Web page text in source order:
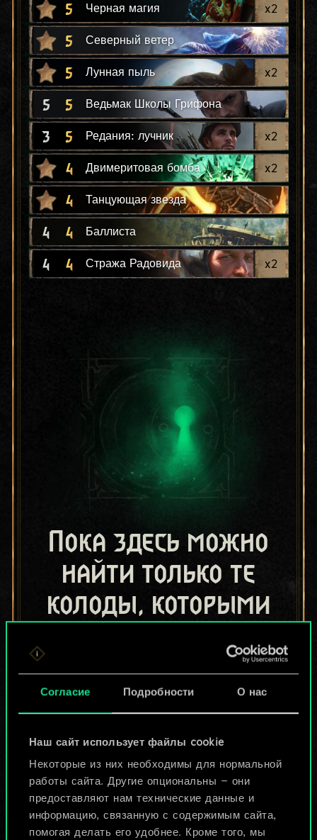
Согласие Подробности О нас
Наш сайт использует файлы cookie
Некоторые из них необходимы для нормальной
работы сайта. Другие опциональны — они
предоставляют нам технические данные и
информацию, связанную с содержимым сайта,
помогая делать его удобнее. Кроме того, мы
5 Черная магия x2
5 Северный ветер
5 Лунная пыль x2
5 5 Ведьмак Школы Грифона
3 5 Редания: лучник x2
4 Двимеритовая бомба x2
4 Танцующая звезда
4 4 Баллиста
4 4 Стража Радовида x2
Пока здесь можно
найти только те
колоды, которыми
игроки.
Но их может быть
Назвать колоду и описать её
Изменить колоду